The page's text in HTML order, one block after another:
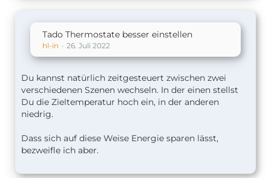
Tado Thermostate besser einstellen
hl-in 26. Juli 2022
Du kannst natürlich zeitgesteuert zwischen zwei
verschiedenen Szenen wechseln. In der einen stellst
Du die Zieltemperatur hoch ein, in der anderen
niedrig.
Dass sich auf diese Weise Energie sparen lässt,
bezweifle ich aber.